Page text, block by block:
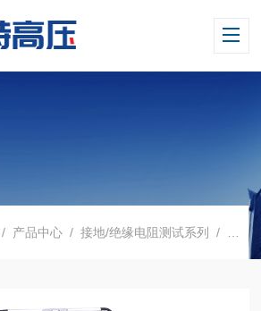
/ 产品中心 /接地/绝缘电阻测试系列 /